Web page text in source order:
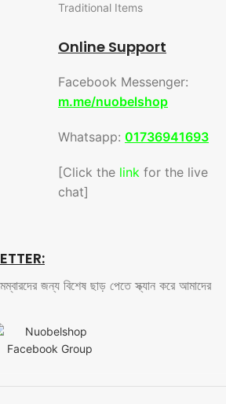
Traditional Items
Online Support
Facebook Messenger:
m.me/nuobelshop
Whatsapp: 01736941693
[Click the linkfor the live
chat]
জন্য বিশেষ ছাড় পেতে স্ক্যান করে আমাদের